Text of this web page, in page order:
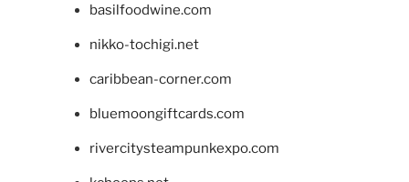
basilfoodwine.com
nikko-tochigi.net
caribbean-corner.com
bluemoongiftcards.com
rivercitysteampunkexpo.com